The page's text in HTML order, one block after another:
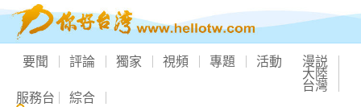
要聞 評論 獨家 視頻 專題 活動 漫説
大陸
台灣
服務台 綜合